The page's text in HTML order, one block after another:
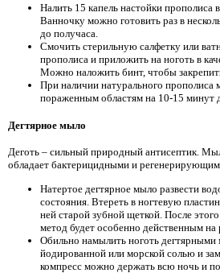
Налить 15 капель настойки прополиса
Ванночку можно готовить раз в
до получаса.
Смочить стерильную салфетку или
прополиса и приложить на ноготь в
Можно наложить бинт, чтобы
При наличии натурального прополиса
пораженным областям на 10-15 минут
Дегтярное мыло
Деготь – сильный природный антисептик.
обладает бактерицидными и
Натертое дегтярное мыло развести
состояния. Втереть в ногтевую
ней старой зубной щеткой. После
метод будет особенно действенным на
Обильно намылить ноготь
йодированной или морской солью и
компресс можно держать всю ночь и